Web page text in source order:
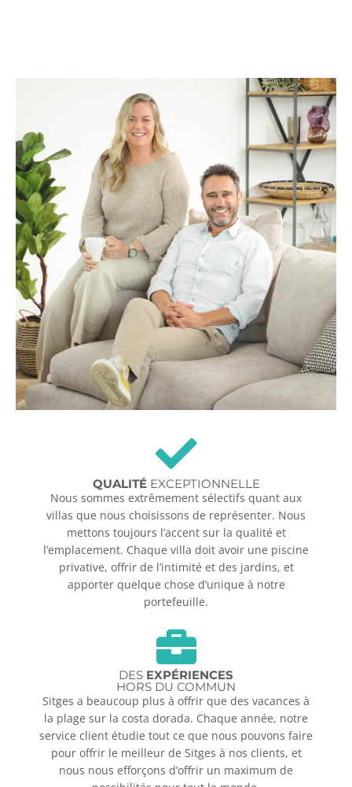
QUALITÉEXCEPTIONNELLE
Nous sommes extrêmement sélectifs quant aux
villas que nous choisissons de représenter. Nous
mettons toujours l’accent sur la qualité et
l’emplacement. Chaque villa doit avoir une piscine
privative, offrir de l’intimité et des jardins, et
apporter quelque chose d’unique à notre
portefeuille.
DES EXPÉRIENCES
HORS DU COMMUN
Sitges a beaucoup plus à offrir que des vacances à
la plage sur la costa dorada. Chaque année, notre
service client étudie tout ce que nous pouvons faire
pour offrir le meilleur de Sitges à nos clients, et
nous nous efforçons d’offrir un maximum de